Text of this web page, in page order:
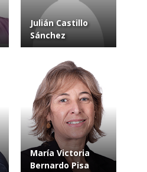
Julián Castillo
Sánchez
María Victoria
Bernardo Pisa